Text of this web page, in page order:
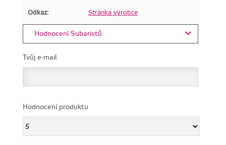
Odkaz: Stránka výrobce
Hodnocení Subaristů
Tvůj e-mail
Hodnocení produktu